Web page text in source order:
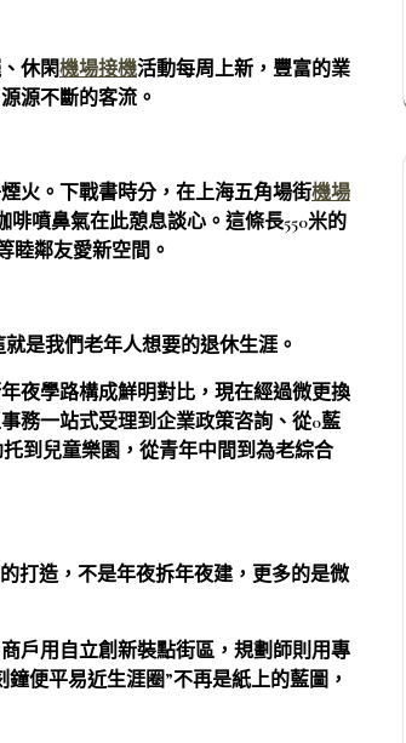
休閑機場接機活動每周上新，豐富的業
源不斷的客流。
火。下戰書時分，在上海五角場街機場
噴鼻氣在此憩息談心。這條長550米的
睦鄰友愛新空間。
是我們老年人想要的退休生涯。
夜學路構成鮮明對比，現在經過微更換
務一站式受理到企業政策咨詢、從0藍
到兒童樂園，從青年中間到為老綜合
打造，不是年夜拆年夜建，更多的是微
戶用自立創新裝點街區，規劃師則用專
便平易近生涯圈”不再是紙上的藍圖，